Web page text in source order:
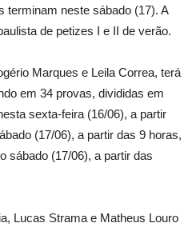
terminam neste sábado (17). A
de petizes I e II de verão.
Marques e Leila Correa, terá
em 34 provas, divididas em
sexta-feira (16/06), a partir
(17/06), a partir das 9 horas,
sábado (17/06), a partir das
Lucas Strama e Matheus Louro